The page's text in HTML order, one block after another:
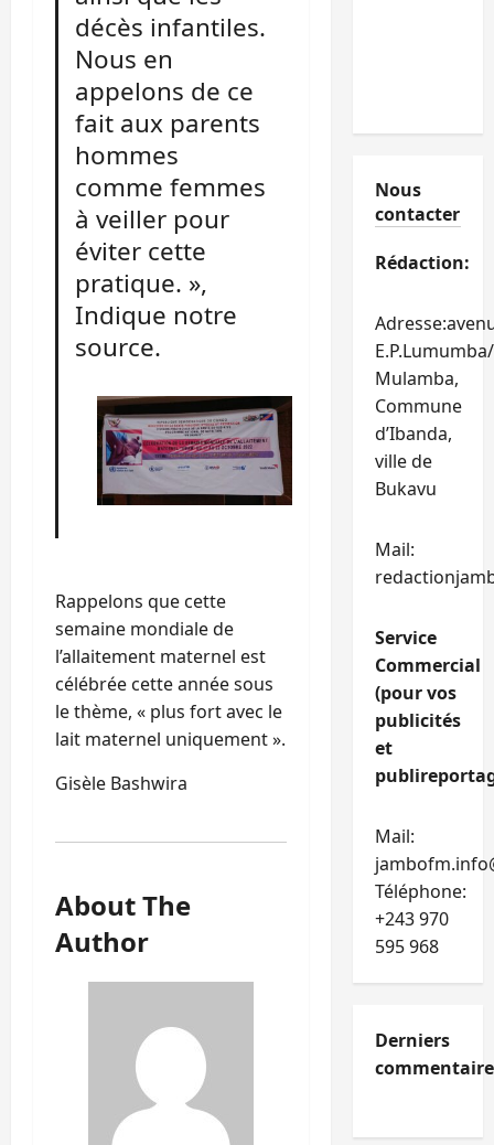
décès infantiles.
Nous en
appelons de ce
fait aux parents
hommes
comme femmes
à veiller pour
éviter cette
pratique. »,
Indique notre
source.
Rappelons que cette
semaine mondiale de
l’allaitement maternel est
célébrée cette année sous
le thème, « plus fort avec le
lait maternel uniquement ».
Gisèle Bashwira
About The
Author
Nous
contacter
Rédaction:
Mulamba,
Commune
d’Ibanda,
ville de
Bukavu
Mail:
Service
Commercial
(pour vos
publicités
et
Mail:
Téléphone:
+243 970
595 968
Derniers